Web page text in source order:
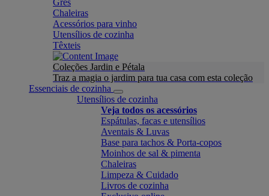
Grés
Chaleiras
Acessórios para vinho
Utensílios de cozinha
Têxteis
Coleções Jardin e Pétala
Traz a magia o jardim para tua casa com esta coleção
Essenciais de cozinha
Utensílios de cozinha
Veja todos os acessórios
Espátulas, facas e utensílios
Aventais & Luvas
Base para tachos & Porta-copos
Moinhos de sal & pimenta
Chaleiras
Limpeza & Cuidado
Livros de cozinha